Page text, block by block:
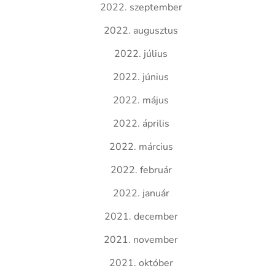
2022. szeptember
2022. augusztus
2022. július
2022. június
2022. május
2022. április
2022. március
2022. február
2022. január
2021. december
2021. november
2021. október